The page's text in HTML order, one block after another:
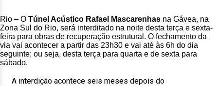
Rio – O Túnel Acústico Rafael Mascarenhas na Gávea, na
Zona Sul do Rio, será interditado na noite desta terça e sexta-
feira para obras de recuperação estrutural. O fechamento da
via vai acontecer a partir das 23h30 e vai até às 6h do dia
seguinte; ou seja, desta terça para quarta e de sexta para
sábado.
A interdição acontece seis meses depois do